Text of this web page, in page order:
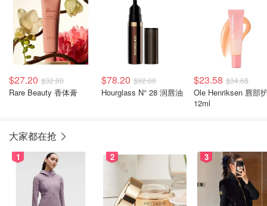
$27.20 $32.00
Rare Beauty 香体膏
$78.20 $92.00
Hourglass N° 28 润唇油
$23.58 $34.68
Ole Henriksen 唇部
12ml
大家都在抢
1 2 3